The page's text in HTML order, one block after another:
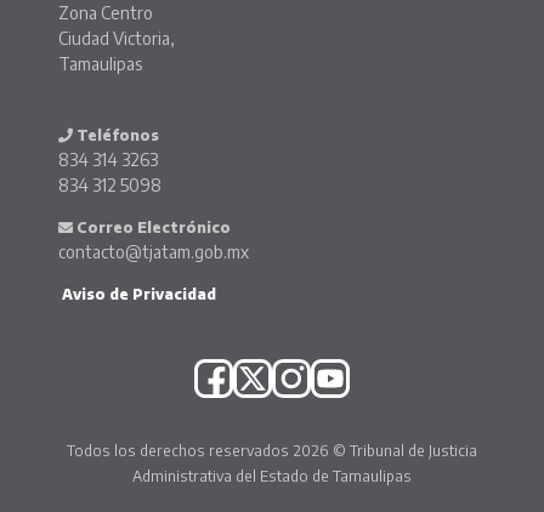
Zona Centro
Ciudad Victoria,
Tamaulipas
Teléfonos
834 314 3263
834 312 5098
Correo Electrónico
contacto@tjatam.gob.mx
Aviso de Privacidad
Todos los derechos reservados 2026 © Tribunal de Justicia
Administrativa del Estado de Tamaulipas